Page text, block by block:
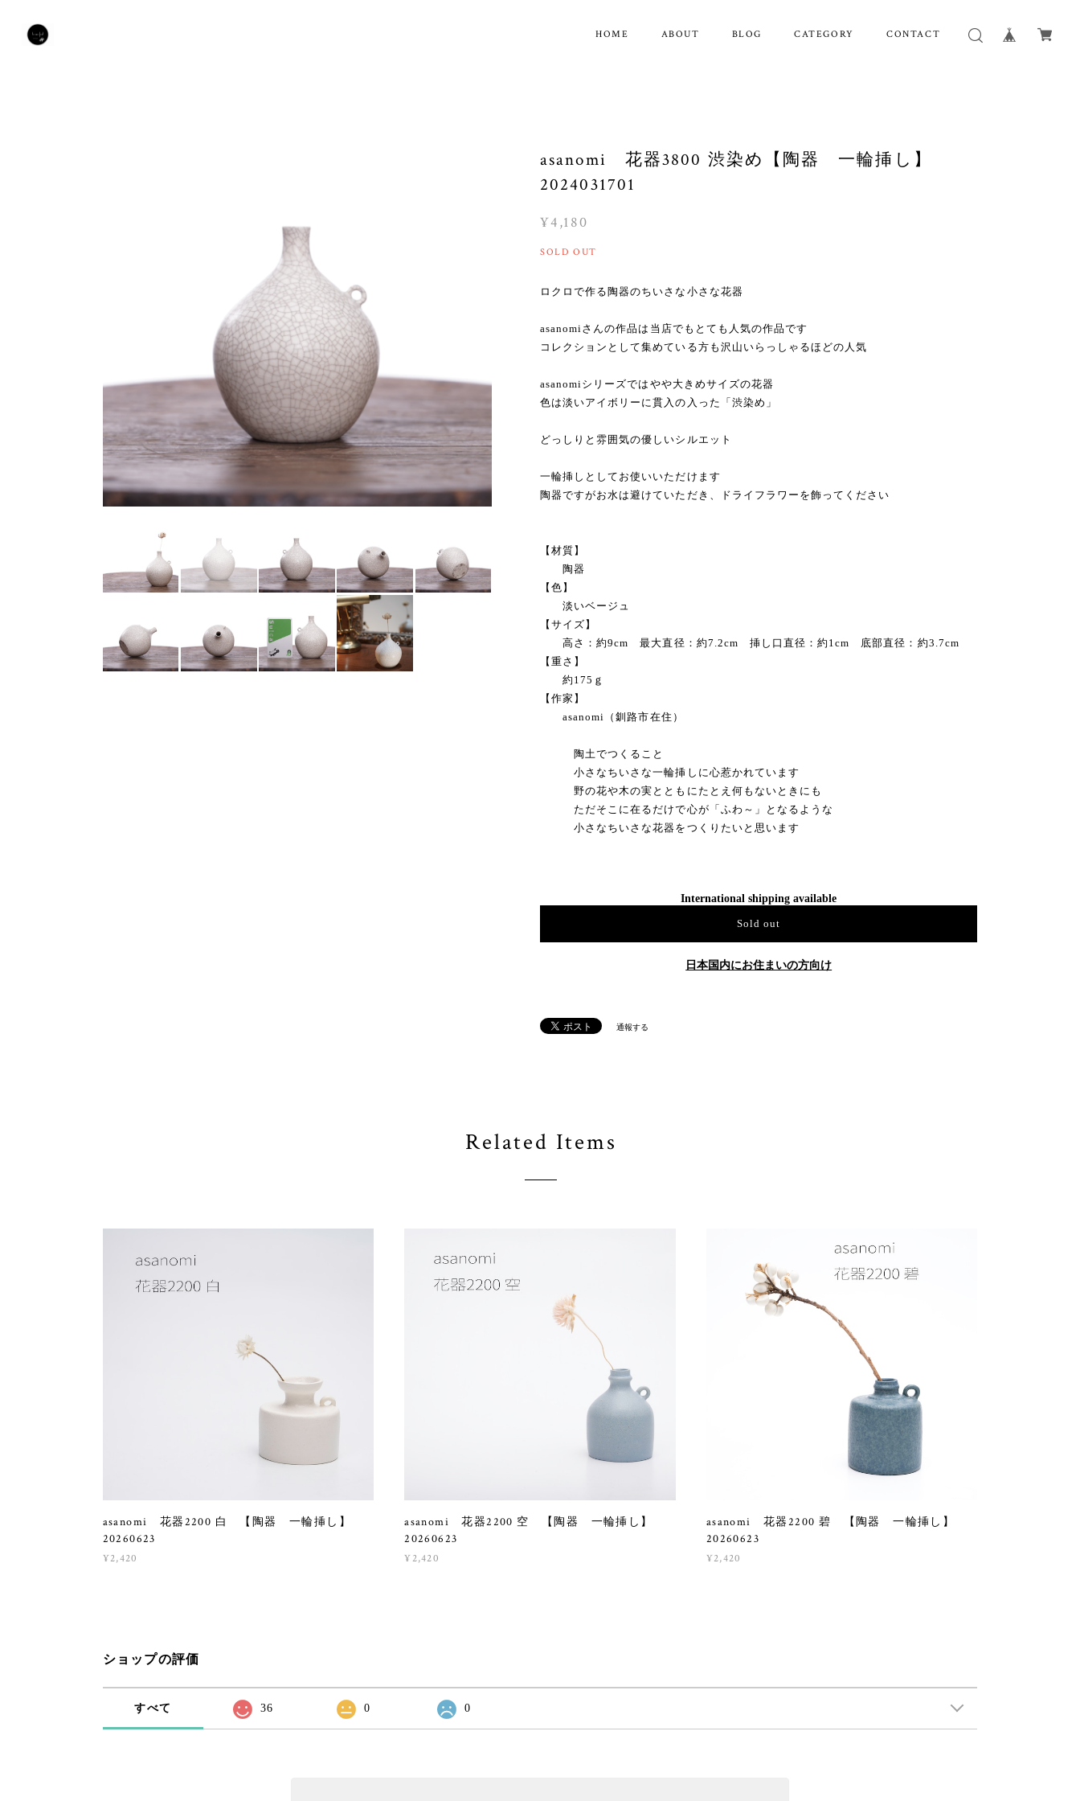
HOME ABOUT BLOG CATEGORY CONTACT
asanomi 花器3800 渋染め【陶器 一輪挿し】
2024031701
¥4,180
SOLD OUT
ロクロで作る陶器のちいさな小さな花器
asanomiさんの作品は当店でもとても人気の作品です
コレクションとして集めている方も沢山いらっしゃるほどの人気
asanomiシリーズではやや大きめサイズの花器
色は淡いアイボリーに貫入の入った「渋染め」
どっしりと雰囲気の優しいシルエット
一輪挿しとしてお使いいただけます
陶器ですがお水は避けていただき、ドライフラワーを飾ってください
【材質】
陶器
【色】
淡いベージュ
【サイズ】
高さ：約9cm 最大直径：約7.2cm 挿し口直径：約1cm 底部直径：約3.7cm
【重さ】
約175ｇ
【作家】
asanomi（釧路市在住）
陶土でつくること
小さなちいさな一輪挿しに心惹かれています
野の花や木の実とともにたとえ何もないときにも
ただそこに在るだけで心が「ふわ～」となるような
小さなちいさな花器をつくりたいと思います
International shipping available
Sold out
日本国内にお住まいの方向け
通報する
Related Items
asanomi 花器2200 白 【陶器 一輪挿し】
20260623
¥2,420
asanomi 花器2200 空 【陶器 一輪挿し】
20260623
¥2,420
asanomi 花器2200 碧 【陶器 一輪挿し】
20260623
¥2,420
ショップの評価
すべて 36 0 0